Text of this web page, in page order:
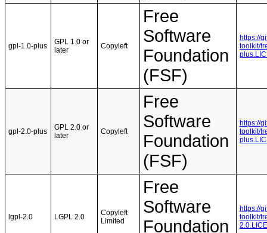
gpl-1.0-plus
GPL 1.0 or
later
Copyleft
Free
Software
Foundation
(FSF)
https://
toolkit/
gpl-2.0-plus
GPL 2.0 or
later
Copyleft
Free
Software
Foundation
(FSF)
https://
toolkit/
lgpl-2.0 LGPL 2.0
Copyleft
Limited
Free
Software
Foundation
https://
toolkit/